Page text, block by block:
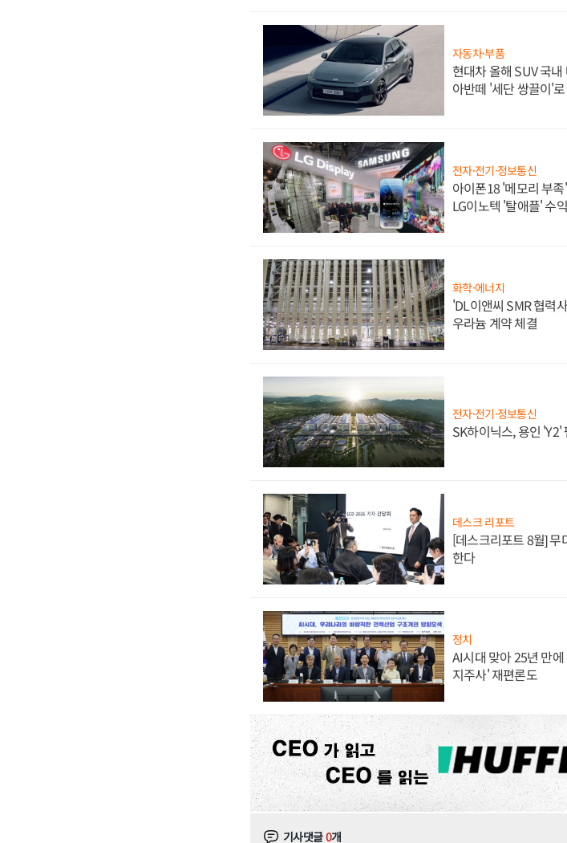
자동차·부품
현대차 올해 SUV 국
아반떼 '세단 쌍끌이'
전자·전기·정보통신
아이폰18 '메모리 부
LG이노텍 '탈애플' 수
화학·에너지
'DL이앤씨 SMR 협력
우라늄 계약 체결
전자·전기·정보통신
SK하이닉스, 용인
데스크 리포트
[데스크리포트 8월] 무
한다
정치
AI시대 맞아 25년 만
지주사' 재편론도
기사댓글0개